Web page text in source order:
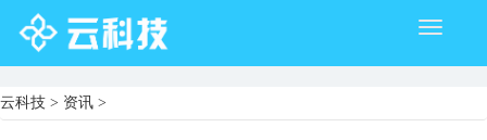
Toggle
云科技 > 资讯 >